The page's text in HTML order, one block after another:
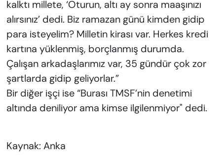
kalktı millete, ‘Oturun, altı ay sonra maaşınızı
alırsınız’ dedi. Biz ramazan günü kimden gidip
para isteyelim? Milletin kirası var. Herkes kredi
kartına yüklenmiş, borçlanmış durumda.
Çalışan arkadaşlarımız var, 35 gündür çok zor
şartlarda gidip geliyorlar.”
Bir diğer işçi ise “Burası TMSF’nin denetimi
altında deniliyor ama kimse ilgilenmiyor" dedi.
Kaynak: Anka